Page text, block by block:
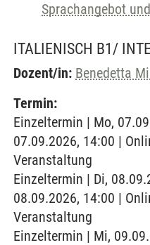
Sprachangebot
ITALIENISCH B1/
Dozent/in: Benedetta
Termin:
Einzeltermin | Mo,
07.09.2026, 14:00 |
Veranstaltung
Einzeltermin | Di,
08.09.2026, 14:00 |
Veranstaltung
Einzeltermin | Mi,